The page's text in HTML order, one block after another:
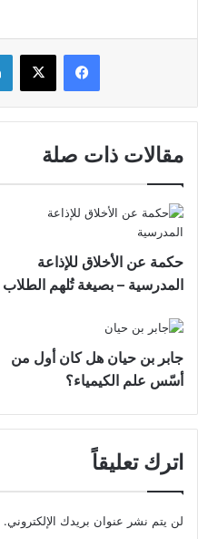
فيسبوك
مقالات ذات صلة
حكمة عن الأخلاق للإذاعة
المدرسية – بصيغة تُلهم الطلاب
جابر بن حيان هل كان أول من
أسّس علم الكيمياء؟
اترك تعليقاً
لن يتم نشر عنوان بريدك الإلكتروني.